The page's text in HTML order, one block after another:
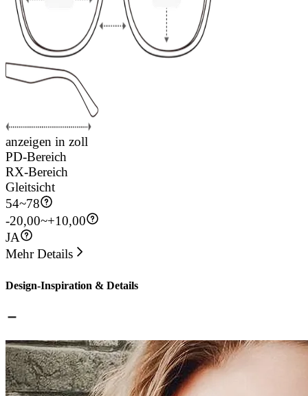
anzeigen in zoll
PD-Bereich
RX-Bereich
Gleitsicht
54~78
-20,00~+10,00
JA
Mehr Details
Design-Inspiration & Details